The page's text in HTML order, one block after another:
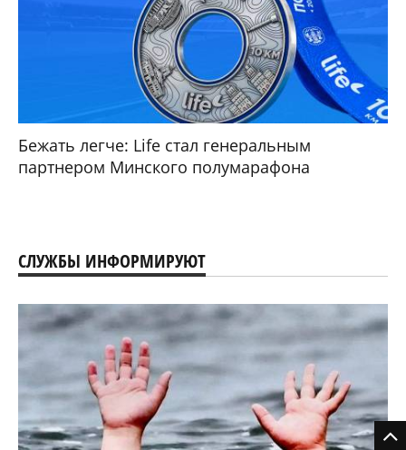
Бежать легче: Life стал генеральным
партнером Минского полумарафона
СЛУЖБЫ ИНФОРМИРУЮТ